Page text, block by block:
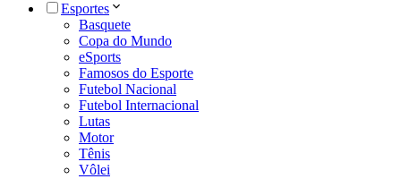
Esportes
Basquete
Copa do Mundo
eSports
Famosos do Esporte
Futebol Nacional
Futebol Internacional
Lutas
Motor
Tênis
Vôlei